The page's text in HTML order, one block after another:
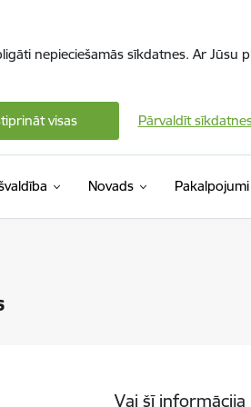
nepieciešamās sīkdatnes. Ar
visas Pārvaldīt
Novads Pakalpojumi
Vai šī